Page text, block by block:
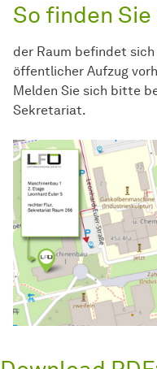
So finden Sie
der Raum befindet
öffentlicher Aufzug
Melden Sie sich bitte
Sekretariat.